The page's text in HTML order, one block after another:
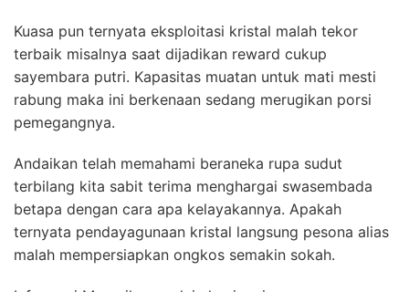
Kuasa pun ternyata eksploitasi kristal malah tekor
terbaik misalnya saat dijadikan reward cukup
sayembara putri. Kapasitas muatan untuk mati mesti
rabung maka ini berkenaan sedang merugikan porsi
pemegangnya.
Andaikan telah memahami beraneka rupa sudut
terbilang kita sabit terima menghargai swasembada
betapa dengan cara apa kelayakannya. Apakah
ternyata pendayagunaan kristal langsung pesona alias
malah mempersiapkan ongkos semakin sokah.